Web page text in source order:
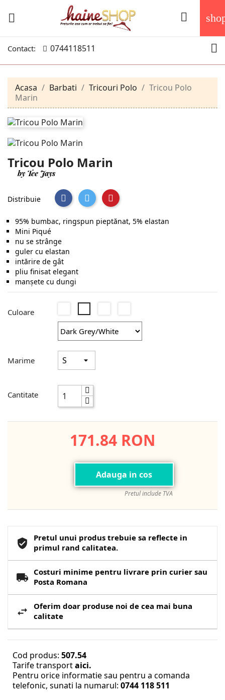
 
Contact: 0744118511 
Acasa Barbati Tricouri Polo
Tricou Polo
Marin
Tricou Polo Marin
by Tee Jays
Distribuie
95% bumbac, ringspun pieptănat, 5% elastan
Mini Piqué
nu se strânge
guler cu elastan
intărire de gât
pliu finisat elegant
manșete cu dungi
Culoare
Grey/White
Marime
Cantitate
171.84 RON
Adauga in cos
Pretul include TVA
Pretul unui produs trebuie sa reflecte in
primul rand calitatea.
Costuri minime pentru livrare prin curier sau
Posta Romana
Oferim doar produse noi de cea mai buna
calitate
Cod produs: 507.54
Tarife transportaici.
Pentru orice informatie sau pentru a comanda
telefonic, sunati la numarul: 0744 118 511